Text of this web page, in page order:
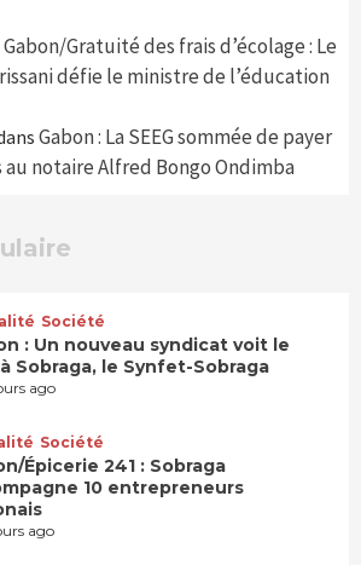
Gabon/Gratuité des frais d’écolage : Le
défie le ministre de l’éducation
Gabon : La SEEG sommée de payer
notaire Alfred Bongo Ondimba
Société
: Un nouveau syndicat voit le
Sobraga, le Synfet-Sobraga
ago
Société
Épicerie 241 : Sobraga
10 entrepreneurs
ago